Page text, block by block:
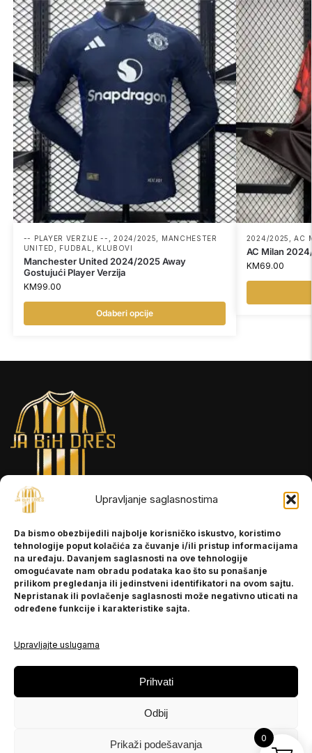
Upravljanje saglasnostima
Da bismo obezbijedili najbolje korisničko iskustvo, koristimo
tehnologije poput kolačića za čuvanje i/ili pristup informacijama
na uređaju. Davanjem saglasnosti na ove tehnologije
omogućavate nam obradu podataka kao što su ponašanje
prilikom pregledanja ili jedinstveni identifikatori na ovom sajtu.
Nepristanak ili povlačenje saglasnosti može negativno uticati na
određene funkcije i karakteristike sajta.
Upravljajte uslugama
Prihvati
Odbij
Prikaži podešavanja
-- PLAYER VERZIJE -- ,2024/2025
MANCHESTER
UNITED
FUDBAL KLUBOVI
Manchester United 2024/2025 Away
Gostujući Player Verzija
KM99.00
Odaberi opcije
2024/2025 ,AC
AC Milan
KM69.00
INFORMACIJE
O nama
Kontakt
POMOĆ
Politika privatnosti
PRATITE NAS
Instagram
0